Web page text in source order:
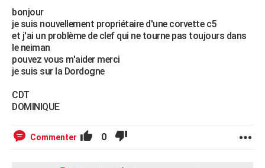
bonjour
je suis nouvellement propriétaire d'une corvette c5
et j'ai un problème de clef qui ne tourne pas toujours dans
le neiman
pouvez vous m'aider merci
je suis sur la Dordogne
CDT
DOMINIQUE
Commenter 0